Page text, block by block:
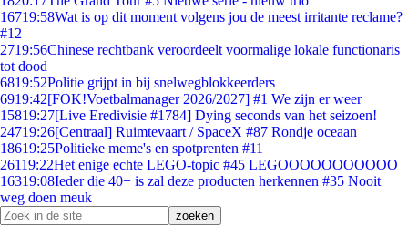
16719:58Wat is op dit moment volgens jou de meest irritante reclame?
#12
2719:56Chinese rechtbank veroordeelt voormalige lokale functionaris
tot dood
6819:52Politie grijpt in bij snelwegblokkeerders
6919:42[FOK!Voetbalmanager 2026/2027] #1 We zijn er weer
15819:27[Live Eredivisie #1784] Dying seconds van het seizoen!
24719:26[Centraal] Ruimtevaart / SpaceX #87 Rondje oceaan
18619:25Politieke meme's en spotprenten #11
26119:22Het enige echte LEGO-topic #45 LEGOOOOOOOOOOO
16319:08Ieder die 40+ is zal deze producten herkennen #35 Nooit
weg doen meuk